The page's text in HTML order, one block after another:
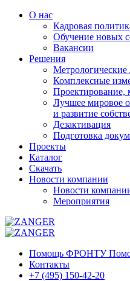
О нас
Кадровая
Обучение новых
Вакансии
Решения
Комплексные
Проектирование,
Лучшее мировое
и развитие
Дезактивация
Подготовка
Проекты
Каталог
Скачать
Новости компании
Новости
Мероприятия
Помощь ФРОНТУ
Контакты
+7 (495) 150-42-20